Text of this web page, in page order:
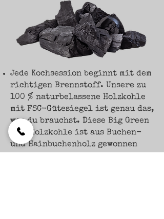
Jede Kochsession beginnt mit dem
richtigen Brennstoff. Unsere zu
100 % naturbelassene Holzkohle
mit FSC-Gütesiegel ist genau das,
was du brauchst. Diese Big Green
Egg-Holzkohle ist aus Buchen-
und Hainbuchenholz gewonnen